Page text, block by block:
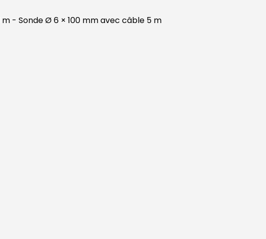
- Sonde Ø 6 × 100 mm avec câble 5 m